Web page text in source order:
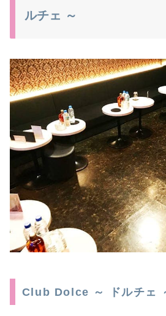
ルチェ ～
Club Dolce ～ ドルチェ